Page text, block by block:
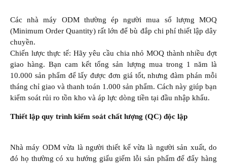
Các nhà máy ODM thường ép người mua số lượng MOQ
(Minimum Order Quantity) rất lớn để bù đắp chi phí thiết lập dây
chuyền.
Chiến lược thực tế: Hãy yêu cầu chia nhỏ MOQ thành nhiều đợt
giao hàng. Bạn cam kết tổng sản lượng mua trong 1 năm là
10.000 sản phẩm để lấy được đơn giá tốt, nhưng đàm phán mỗi
tháng chỉ giao và thanh toán 1.000 sản phẩm. Cách này giúp bạn
kiểm soát rủi ro tồn kho và áp lực dòng tiền tại đầu nhập khẩu.
Thiết lập quy trình kiểm soát chất lượng (QC) độc lập
Nhà máy ODM vừa là người thiết kế vừa là người sản xuất, do
đó họ thường có xu hướng giấu giếm lỗi sản phẩm để đẩy hàng